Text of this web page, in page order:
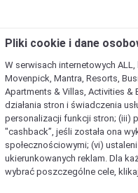
Pliki cookie i dane
W serwisach internetowych
Movenpick, Mantra, Resorts,
Apartments & Villas, Activities &
działania stron i świadczenia
personalizacji funkcji stron; (iii)
"cashback”, jeśli została ona
społecznościowymi; (vi)
ukierunkowanych reklam. Dla
wybrać poszczególne cele,